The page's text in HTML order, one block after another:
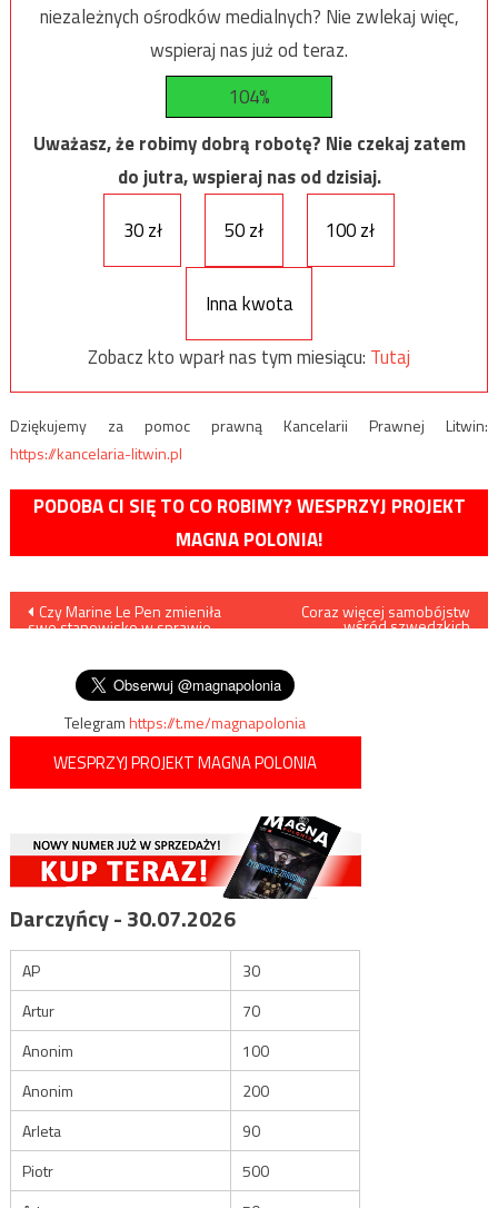
niezależnych ośrodków medialnych? Nie zwlekaj więc,
wspieraj nas już od teraz.
104%
Uważasz, że robimy dobrą robotę? Nie czekaj zatem
do jutra, wspieraj nas od dzisiaj.
30 zł
50 zł 100 zł
Inna kwota
Zobacz kto wparł nas tym miesiącu: Tutaj
Dziękujemy za pomoc prawną Kancelarii Prawnej Litwin:
https://kancelaria-litwin.pl
PODOBA CI SIĘ TO CO ROBIMY? WESPRZYJ PROJEKT
MAGNA POLONIA!
Nawigacja
wpisu
Czy Marine Le Pen zmieniła
swe stanowisko w sprawie
Coraz więcej samobójstw
wśród szwedzkich
Telegramhttps://t.me/magnapolonia
WESPRZYJ PROJEKT MAGNA POLONIA
Darczyńcy - 30.07.2026
AP
30
Artur
70
Anonim
100
Anonim
200
Arleta
90
Piotr
500